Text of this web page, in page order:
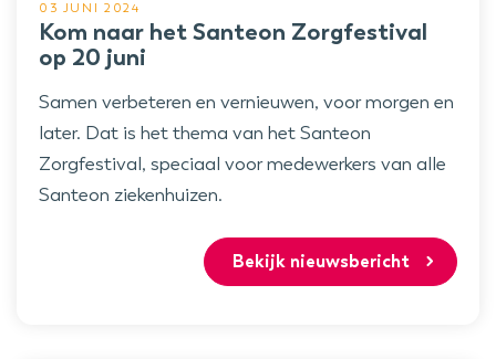
03 JUNI 2024
Kom naar het Santeon Zorgfestival
op 20 juni
Samen verbeteren en vernieuwen, voor morgen en
later. Dat is het thema van het Santeon
Zorgfestival, speciaal voor medewerkers van alle
Santeon ziekenhuizen.
Bekijk nieuwsbericht